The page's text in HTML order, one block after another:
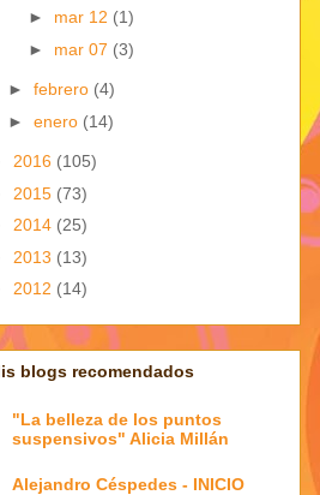
► mar 12 (1)
► mar 07 (3)
► febrero (4)
► enero (14)
2016 (105)
2015 (73)
2014 (25)
2013 (13)
2012 (14)
blogs recomendados
"La belleza de los puntos
suspensivos" Alicia Millán
Alejandro Céspedes - INICIO